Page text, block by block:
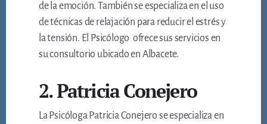
de la emoción. También se especializa en el uso
de técnicas de relajación para reducir el estrés y
la tensión. El Psicólogo ofrece sus servicios en
su consultorio ubicado en Albacete.
2. Patricia Conejero
La Psicóloga Patricia Conejero se especializa en